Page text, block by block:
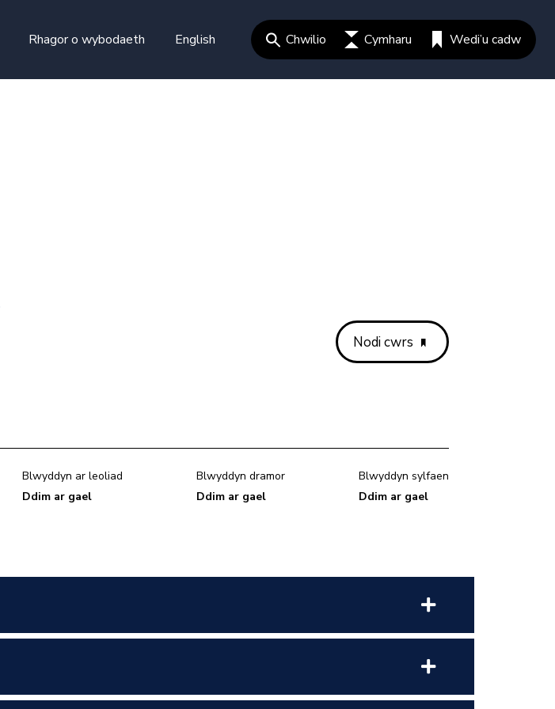
Rhagor o wybodaeth English Chwilio Cymharu Wedi’u cadw
Nodi cwrs
Blwyddyn ar leoliad
Ddim ar gael
Blwyddyn dramor
Ddim ar gael
Blwyddyn sylfaen
Ddim ar gael